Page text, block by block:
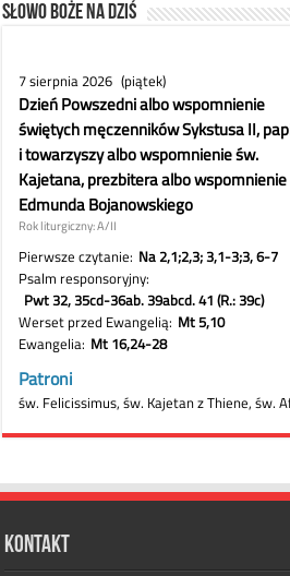
Słowo Boże na dziś
Kontakt